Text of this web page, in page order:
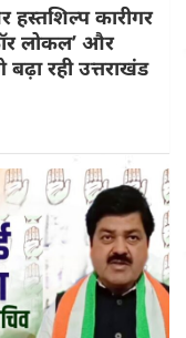
हस्तशिल्प कारीगर
लोकल’ और
रही उत्तराखंड